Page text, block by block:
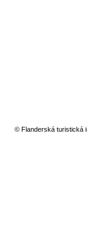
© Flanderská turistická